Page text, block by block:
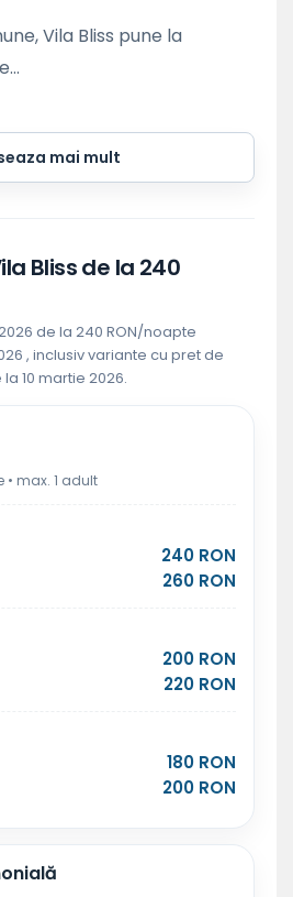
Vila Bliss pune la
mai mult
Bliss de la 240
de la 240 RON/noapte
, inclusiv variante cu pret de
10 martie 2026.
• max. 1 adult
240 RON
260 RON
200 RON
220 RON
180 RON
200 RON